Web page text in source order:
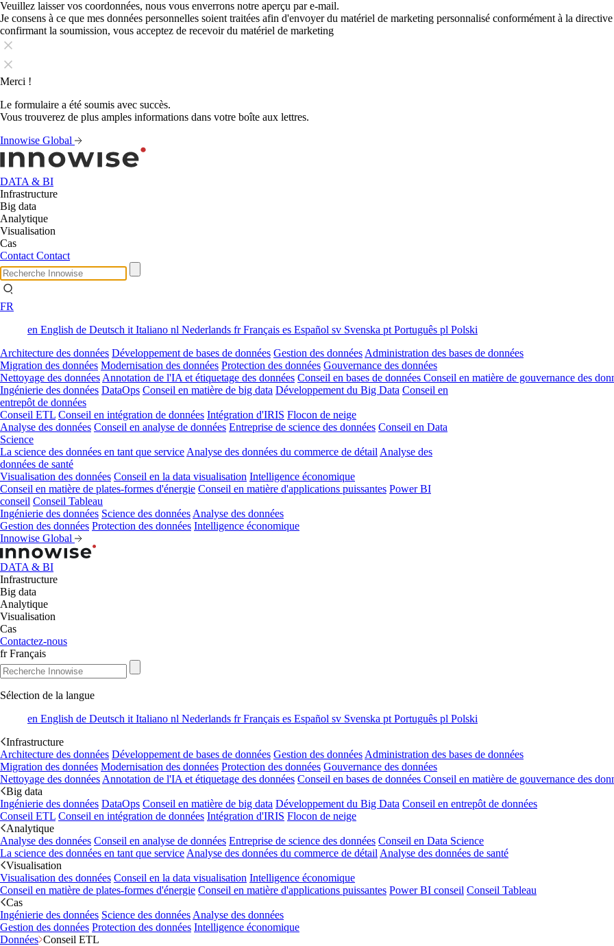
Veuillez laisser vos coordonnées, nous vous enverrons notre aperçu par e-mail.
Je consens à ce que mes données personnelles soient traitées afin d'envoyer du matériel de marketing personnalisé conformément à la
confirmant la soumission, vous acceptez de recevoir du matériel de marketing
Merci !
Le formulaire a été soumis avec succès.
Vous trouverez de plus amples informations dans votre boîte aux lettres.
Innowise Global
DATA & BI
Infrastructure
Big data
Analytique
Visualisation
Cas
Contact Contact
FR
en English de Deutsch it Italiano nl Nederlands frFrançais es Español sv Svenska pt Português pl Polski
Architecture des données Développement de bases de données Gestion des données Administration des bases de données
Migration des données Modernisation des données Protection des données Gouvernance des données
Nettoyage des données Annotation de l'IA et étiquetage des données Conseil en bases de données Conseil en matière de gouvernance des
Ingénierie des données DataOps Conseil en matière de big data Développement du Big Data Conseil en
entrepôt de données
Conseil ETL Conseil en intégration de données Intégration d'IRIS Flocon de neige
Analyse des données Conseil en analyse de données Entreprise de science des données Conseil en Data
Science
La science des données en tant que service Analyse des données du commerce de détail Analyse des
données de santé
Visualisation des données Conseil en la data visualisation Intelligence économique
Conseil en matière de plates-formes d'énergie Conseil en matière d'applications puissantes Power BI
conseil Conseil Tableau
Ingénierie des données Science des données Analyse des données
Gestion des données Protection des données Intelligence économique
Innowise Global
DATA & BI
Infrastructure
Big data
Analytique
Visualisation
Cas
Contactez-nous
fr Français
Sélection de la langue
en English de Deutsch it Italiano nl Nederlands frFrançais es Español sv Svenska pt Português pl Polski
Infrastructure
Architecture des données Développement de bases de données Gestion des données Administration des bases de données
Migration des données Modernisation des données Protection des données Gouvernance des données
Nettoyage des données Annotation de l'IA et étiquetage des données Conseil en bases de données Conseil en matière de gouvernance des
Big data
Ingénierie des données DataOps Conseil en matière de big data Développement du Big Data Conseil en entrepôt de données
Conseil ETL Conseil en intégration de données Intégration d'IRIS Flocon de neige
Analytique
Analyse des données Conseil en analyse de données Entreprise de science des données Conseil en Data Science
La science des données en tant que service Analyse des données du commerce de détail Analyse des données de santé
Visualisation
Visualisation des données Conseil en la data visualisation Intelligence économique
Conseil en matière de plates-formes d'énergie Conseil en matière d'applications puissantes Power BI conseil Conseil Tableau
Cas
Ingénierie des données Science des données Analyse des données
Gestion des données Protection des données Intelligence économique
Données Conseil ETL